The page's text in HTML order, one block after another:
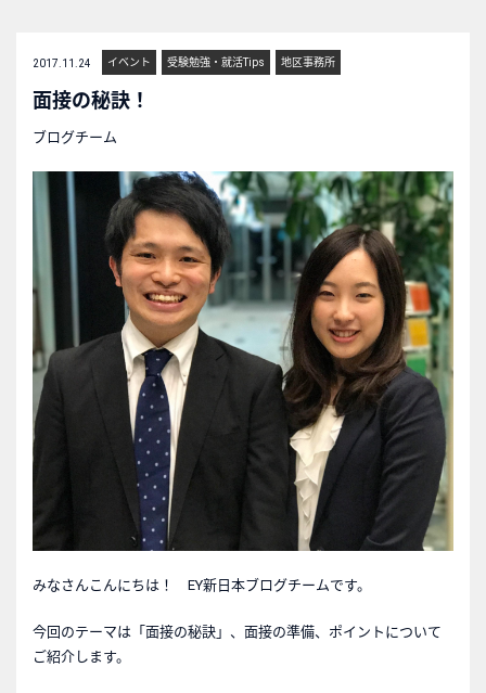
2017.11.24 イベント 受験勉強・就活Tips 地区事務所
面接の秘訣！
ブログチーム
みなさんこんにちは！ EY新日本ブログチームです。
今回のテーマは「面接の秘訣」、面接の準備、ポイントについて
ご紹介します。